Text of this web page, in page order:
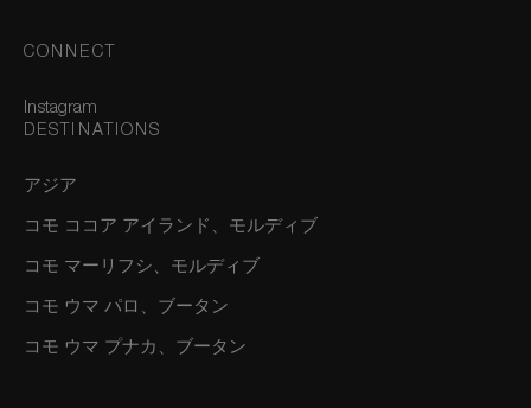
CONNECT
Instagram
DESTINATIONS
アジア
コモ ココア アイランド、モルディブ
コモ マーリフシ、モルディブ
コモ ウマ パロ、ブータン
コモ ウマ プナカ、ブータン